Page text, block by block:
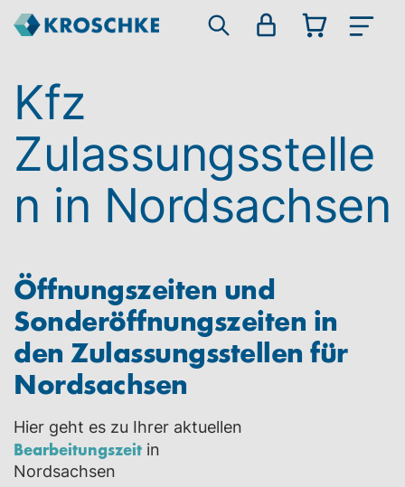
Kfz
Zulassungsstelle
n in Nordsachsen
Öffnungszeiten und
Sonderöffnungszeiten in
den Zulassungsstellen für
Nordsachsen
Hier geht es zu Ihrer aktuellen
Bearbeitungszeit in
Nordsachsen